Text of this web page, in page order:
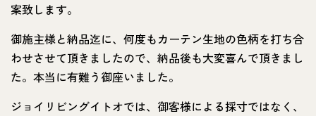
案致します。
御施主様と納品迄に、何度もカーテン生地の色柄を打ち合
わせさせて頂きましたので、納品後も大変喜んで頂きまし
た。本当に有難う御座いました。
ジョイリビングイトオでは、御客様による採寸ではなく、